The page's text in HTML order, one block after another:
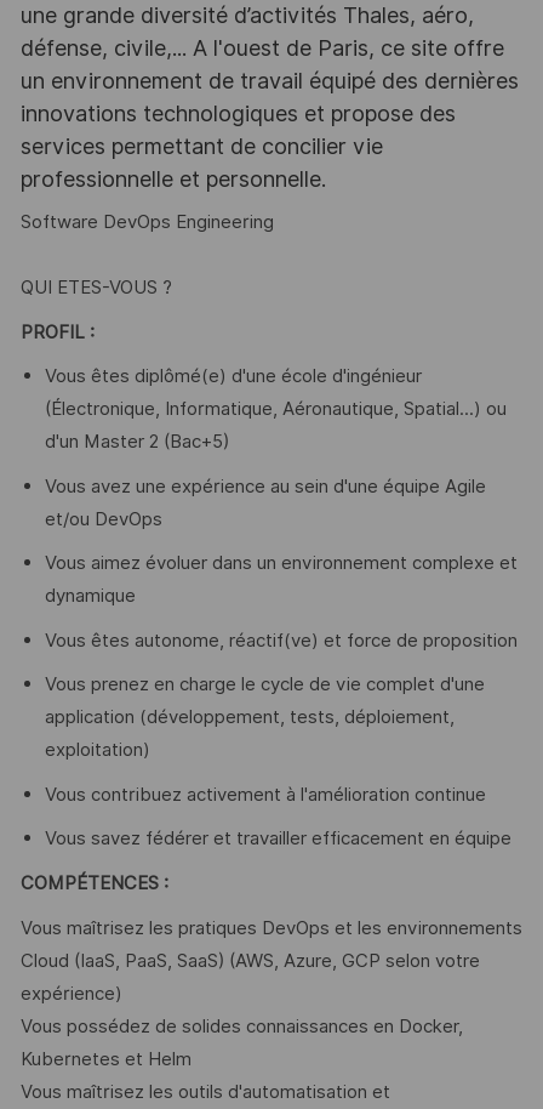
une grande diversité d’activités Thales, aéro,
défense, civile,... A l'ouest de Paris, ce site offre
un environnement de travail équipé des dernières
innovations technologiques et propose des
services permettant de concilier vie
professionnelle et personnelle.
Software DevOps Engineering
QUI ETES-VOUS ?
PROFIL :
Vous êtes diplômé(e) d'une école d'ingénieur
(Électronique, Informatique, Aéronautique, Spatial...) ou
d'un Master 2 (Bac+5)
Vous avez une expérience au sein d'une équipe Agile
et/ou DevOps
Vous aimez évoluer dans un environnement complexe et
dynamique
Vous êtes autonome, réactif(ve) et force de proposition
Vous prenez en charge le cycle de vie complet d'une
application (développement, tests, déploiement,
exploitation)
Vous contribuez activement à l'amélioration continue
Vous savez fédérer et travailler efficacement en équipe
COMPÉTENCES :
Vous maîtrisez les pratiques DevOps et les environnements
Cloud (IaaS, PaaS, SaaS) (AWS, Azure, GCP selon votre
expérience)
Vous possédez de solides connaissances en Docker,
Kubernetes et Helm
Vous maîtrisez les outils d'automatisation et